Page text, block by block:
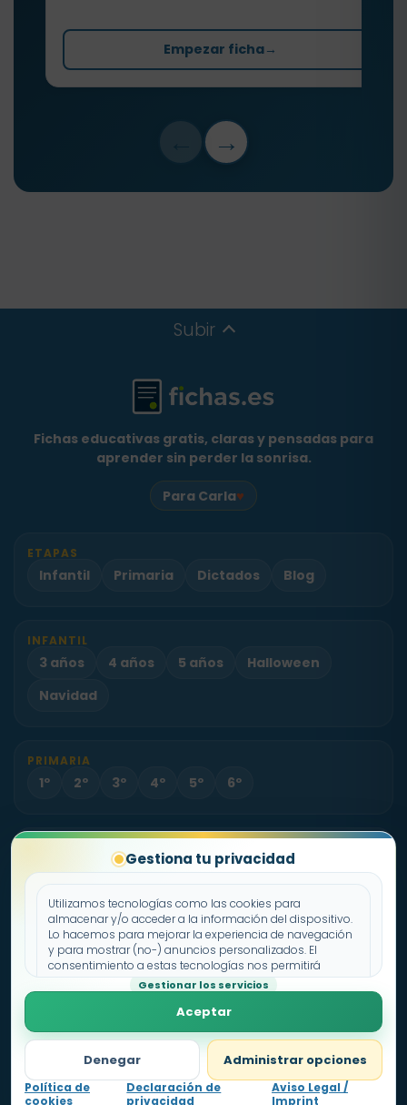
Gestiona tu privacidad
Utilizamos tecnologías como las cookies para
almacenar y/o acceder a la información del dispositivo.
Lo hacemos para mejorar la experiencia de navegación
y para mostrar (no-) anuncios personalizados. El
consentimiento a estas tecnologías nos permitirá
procesar datos como el comportamiento de
navegación o los ID's únicos en este sitio. No consentir o
retirar el consentimiento, puede afectar negativamente a
Gestionar los servicios
Aceptar
Denegar Administrar opciones
Política de
cookies
Declaración de
privacidad
Aviso Legal /
Imprint
Empezar ficha→
→
Subir
Fichas educativas gratis, claras y pensadas para
aprender sin perder la sonrisa.
Para Carla♥
ETAPAS
Infantil Primaria Dictados Blog
INFANTIL
3 años 4 años 5 años
Halloween
Navidad
PRIMARIA
1º 2º 3º 4º 5º 6º
Sobre Fichas.es Contacto
Política de cookies
Declaración de privacidad
Aviso legal